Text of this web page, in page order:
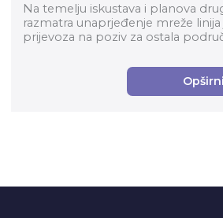
Na temelju iskustava i planova
razmatra unaprjeđenje mreže
prijevoza na poziv za ostala